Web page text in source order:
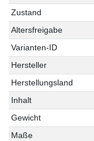
Zustand
Altersfreigabe
Varianten-ID
Hersteller
Herstellungsland
Inhalt
Gewicht
Maße